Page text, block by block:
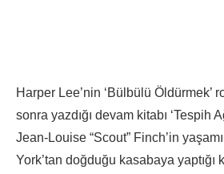
Harper Lee’nin ‘Bülbülü Öldürmek’
sonra yazdığı devam kitabı ‘Tespih
Jean-Louise “Scout” Finch’in
York’tan doğduğu kasabaya yaptığı